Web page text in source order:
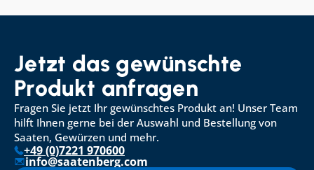
Jetzt das gewünschte
Produkt anfragen
Fragen Sie jetzt Ihr gewünschtes Produkt an! Unser Team
hilft Ihnen gerne bei der Auswahl und Bestellung von
Saaten, Gewürzen und mehr.
+49 (0)7221 970600
info@saatenberg.com